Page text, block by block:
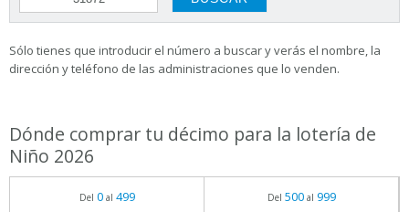
Sólo tienes que introducir el número a buscar y verás el nombre, la
dirección y teléfono de las administraciones que lo venden.
Dónde comprar tu décimo para la lotería de
Niño 2026
Del 0al 499 Del 500al 999